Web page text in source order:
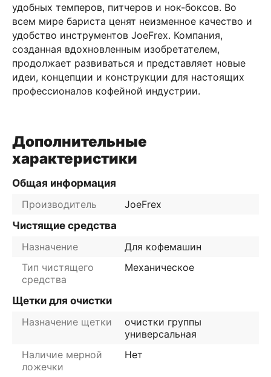
удобных темперов, питчеров и нок-боксов. Во
всем мире бариста ценят неизменное качество и
удобство инструментов JoeFrex. Компания,
созданная вдохновленным изобретателем,
продолжает развиваться и представляет новые
идеи, концепции и конструкции для настоящих
профессионалов кофейной индустрии.
Дополнительные
характеристики
Общая информация
Производитель
JoeFrex
Чистящие средства
Назначение
Для кофемашин
Тип чистящего
средства
Механическое
Щетки для очистки
Назначение щетки
очистки группы
универсальная
Наличие мерной
ложечки
Нет